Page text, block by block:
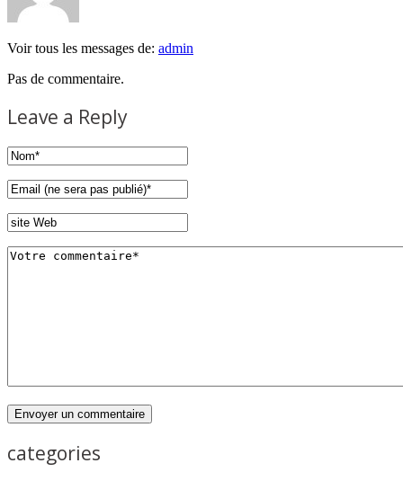
Voir tous les messages de: admin
Pas de commentaire.
Leave a Reply
categories